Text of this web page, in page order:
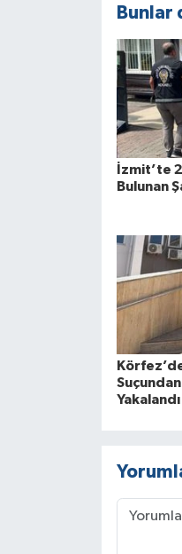
Bunlar
İzmit’te
Bulunan
Suçundan
Yakalandı